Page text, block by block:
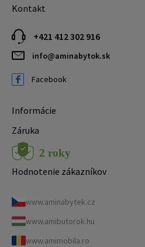
Kontakt
+421 412 302 916
info@aminabytok.sk
Facebook
Informácie
Záruka
Hodnotenie zákazníkov
www.aminabytek.cz
www.amibutorok.hu
www.amimobila.ro